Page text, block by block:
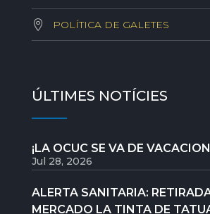
POLÍTICA DE GALETES
ÚLTIMES NOTÍCIES
¡LA OCUC SE VA DE
Jul 28, 2026
ALERTA SANITARIA:
MERCADO LA TINTA DE